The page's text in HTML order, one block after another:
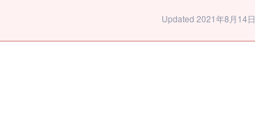
Updated 2021年8月14日